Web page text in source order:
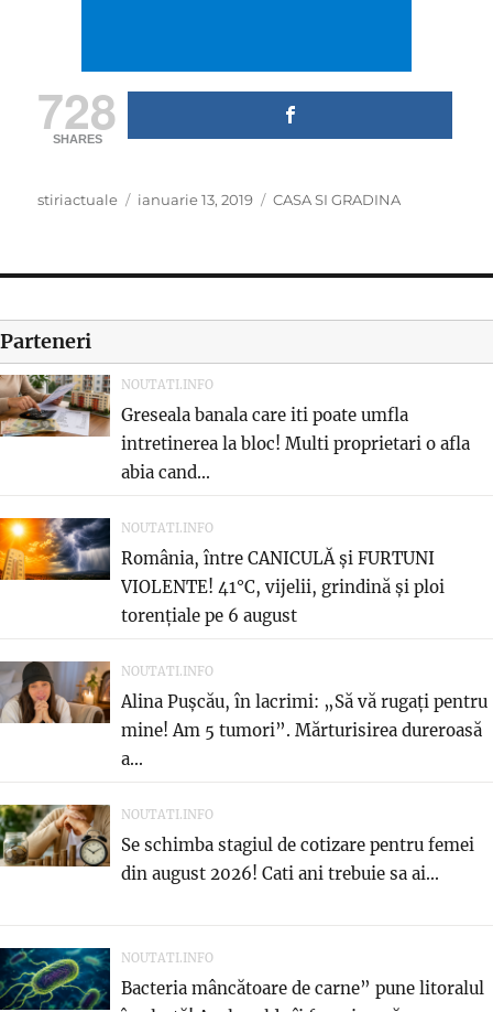
728
SHARES
Author
stiriactuale
Posted
ianuarie 13, 2019 Categories
CASA SI GRADINA
Parteneri
NOUTATI.INFO
Greseala banala care iti poate umfla
intretinerea la bloc! Multi proprietari o afla
abia cand...
NOUTATI.INFO
România, între CANICULĂ și FURTUNI
VIOLENTE! 41°C, vijelii, grindină și ploi
torențiale pe 6 august
NOUTATI.INFO
Alina Pușcău, în lacrimi: „Să vă rugați pentru
mine! Am 5 tumori”. Mărturisirea dureroasă
a...
NOUTATI.INFO
Se schimba stagiul de cotizare pentru femei
din august 2026! Cati ani trebuie sa ai...
NOUTATI.INFO
Bacteria mâncătoare de carne” pune litoralul